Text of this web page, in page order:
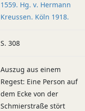
1559. Hg. v. Hermann
Kreussen. Köln 1918.
S. 308
Auszug aus einem
Regest: Eine Person auf
dem Ecke von der
Schmierstraße stört